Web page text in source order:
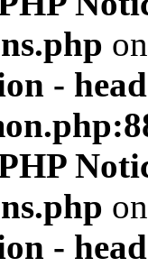
-
-